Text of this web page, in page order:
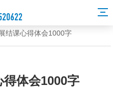
结课心得体会1000字
体会1000字